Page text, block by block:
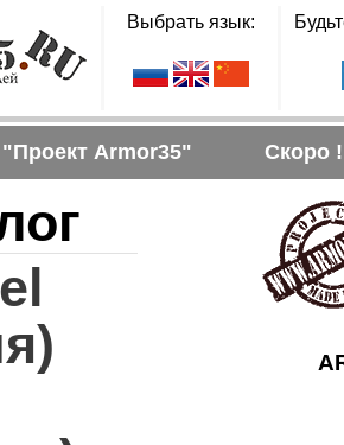
Выбрать язык:
"Проект Armor35" Скоро !